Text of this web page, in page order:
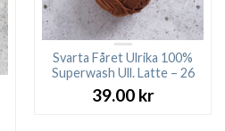
Svarta Fåret Ulrika 100%
Superwash Ull. Latte – 26
39.00 kr